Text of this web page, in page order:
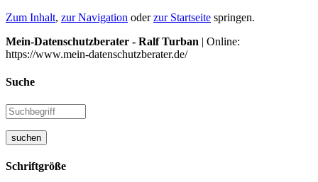
Zum Inhalt, zur Navigation oderzur Startseite springen.
Mein-Datenschutzberater - Ralf Turban | Online:
https://www.mein-datenschutzberater.de/
Suche
suchen
Schriftgröße